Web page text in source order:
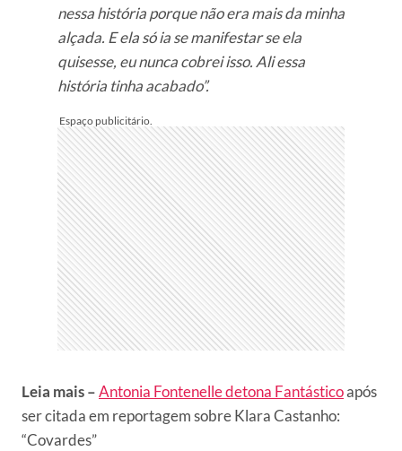
nessa história porque não era mais da minha
alçada. E ela só ia se manifestar se ela
quisesse, eu nunca cobrei isso. Ali essa
história tinha acabado”.
Leia mais –Antonia Fontenelle detona Fantásticoapós
ser citada em reportagem sobre Klara Castanho:
“Covardes”